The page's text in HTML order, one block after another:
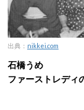
出典： nikkei.com
石橋うめ
ファーストレディ